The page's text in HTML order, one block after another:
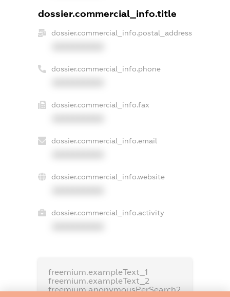
dossier.commercial_info.title
dossier.commercial_info.postal_address
dossier.commercial_info.phone
dossier.commercial_info.fax
dossier.commercial_info.email
dossier.commercial_info.website
dossier.commercial_info.activity
freemium.exampleText_1
freemium.exampleText_2
freemium.anonymousPerSearch2